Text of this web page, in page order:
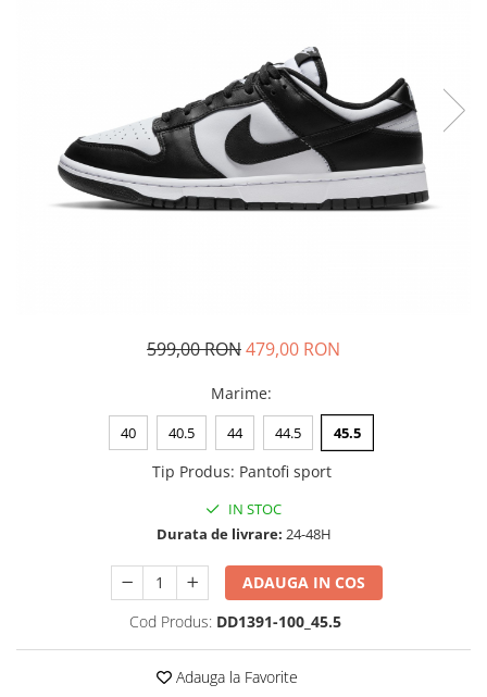
Pantaloni scurti Copii
Accesorii
Ingrijire incaltaminte
599,00 RON479,00 RON
Marime:
40 40.5 44 44.5 45.5
Tip Produs: Pantofi sport
IN STOC
Durata de livrare: 24-48H
ADAUGA IN COS
Cod Produs: DD1391-100_45.5
Adauga la Favorite